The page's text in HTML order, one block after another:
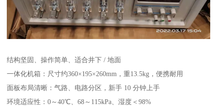
结构坚固、操作简单、适合井下 / 地面
一体化机箱：尺寸约360×195×260mm，重13.5kg，便携耐用
面板布局清晰：气路、电路分区，新手 10 分钟上手
环境适应性：0～40℃、68～115kPa、湿度＜98%